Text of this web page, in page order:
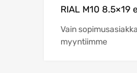
RIAL M10
Vain
myyntiimme